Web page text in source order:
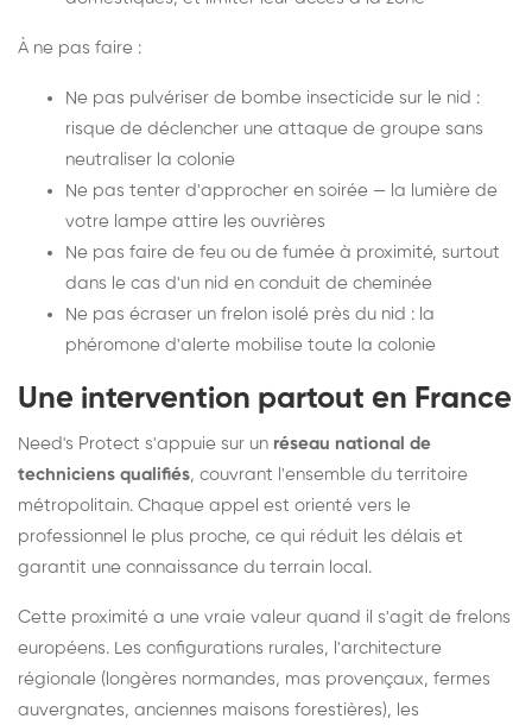
À ne pas faire :
Ne pas pulvériser de bombe insecticide sur le nid :
risque de déclencher une attaque de groupe sans
neutraliser la colonie
Ne pas tenter d'approcher en soirée — la lumière de
votre lampe attire les ouvrières
Ne pas faire de feu ou de fumée à proximité, surtout
dans le cas d'un nid en conduit de cheminée
Ne pas écraser un frelon isolé près du nid : la
phéromone d'alerte mobilise toute la colonie
Une intervention partout en France
Need's Protect s'appuie sur un réseau national de
techniciens qualifiés, couvrant l'ensemble du territoire
métropolitain. Chaque appel est orienté vers le
professionnel le plus proche, ce qui réduit les délais et
garantit une connaissance du terrain local.
Cette proximité a une vraie valeur quand il s'agit de frelons
européens. Les configurations rurales, l'architecture
régionale (longères normandes, mas provençaux, fermes
auvergnates, anciennes maisons forestières), les